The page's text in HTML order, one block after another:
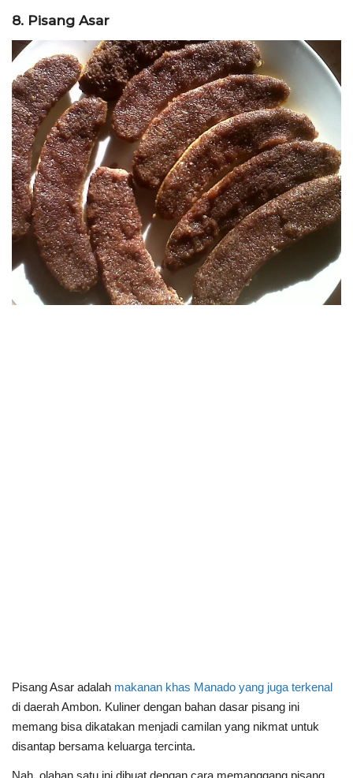
8. Pisang Asar
Pisang Asar adalah makanan khas Manado yang juga terkenal
di daerah Ambon. Kuliner dengan bahan dasar pisang ini
memang bisa dikatakan menjadi camilan yang nikmat untuk
disantap bersama keluarga tercinta.
Nah, olahan satu ini dibuat dengan cara memanggang pisang